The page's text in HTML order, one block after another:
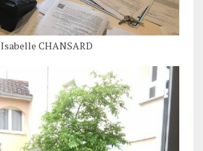
Isabelle CHANSARD